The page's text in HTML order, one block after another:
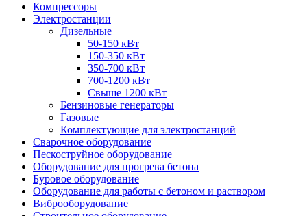
Компрессоры
Электростанции
Дизельные
50-150 кВт
150-350 кВт
350-700 кВт
700-1200 кВт
Свыше 1200 кВт
Бензиновые генераторы
Газовые
Комплектующие для электростанций
Сварочное оборудование
Пескоструйное оборудование
Оборудование для прогрева бетона
Буровое оборудование
Оборудование для работы с бетоном и раствором
Виброоборудование